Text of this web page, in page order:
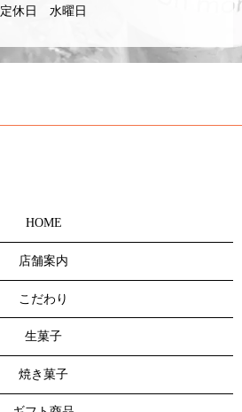
定休日 水曜日
HOME
店舗案内
こだわり
生菓子
焼き菓子